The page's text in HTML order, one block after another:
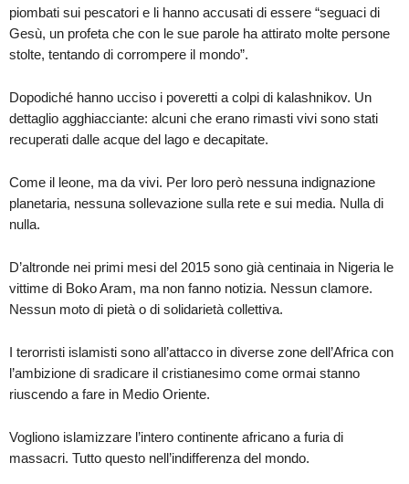
piombati sui pescatori e li hanno accusati di essere “seguaci di
Gesù, un profeta che con le sue parole ha attirato molte persone
stolte, tentando di corrompere il mondo”.
Dopodiché hanno ucciso i poveretti a colpi di kalashnikov. Un
dettaglio agghiacciante: alcuni che erano rimasti vivi sono stati
recuperati dalle acque del lago e decapitate.
Come il leone, ma da vivi. Per loro però nessuna indignazione
planetaria, nessuna sollevazione sulla rete e sui media. Nulla di
nulla.
D’altronde nei primi mesi del 2015 sono già centinaia in Nigeria le
vittime di Boko Aram, ma non fanno notizia. Nessun clamore.
Nessun moto di pietà o di solidarietà collettiva.
I terorristi islamisti sono all’attacco in diverse zone dell’Africa con
l’ambizione di sradicare il cristianesimo come ormai stanno
riuscendo a fare in Medio Oriente.
Vogliono islamizzare l’intero continente africano a furia di
massacri. Tutto questo nell’indifferenza del mondo.